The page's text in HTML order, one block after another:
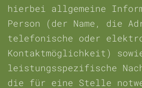
hierbei allgemeine
Person (der Name, die
telefonische oder
Kontaktmöglichkeit)
leistungsspezifische
die für eine Stelle